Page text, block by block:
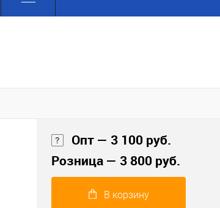
Опт — 3 100 руб.
Розница — 3 800 руб.
В корзину